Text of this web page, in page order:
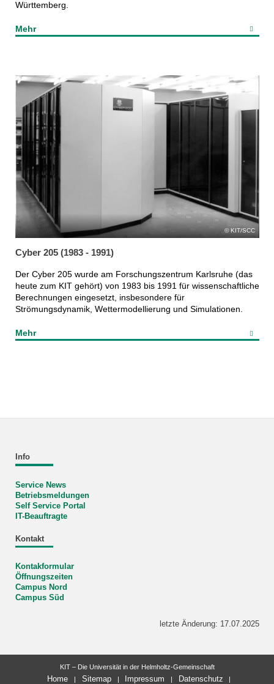
Württemberg.
Mehr
KIT/SCC
Cyber 205 (1983 - 1991)
Der Cyber 205 wurde am Forschungszentrum Karlsruhe (das
heute zum KIT gehört) von 1983 bis 1991 für wissenschaftliche
Berechnungen eingesetzt, insbesondere für
Strömungsdynamik, Wettermodellierung und Simulationen.
Mehr
Info
Service News
Betriebsmeldungen
Self Service Portal
IT-Beauftragte
Kontakt
Kontakformular
Öffnungszeiten
Campus Nord
Campus Süd
letzte Änderung: 17.07.2025
KIT – Die Universität in der Helmholtz-Gemeinschaft
Home Sitemap Impressum Datenschutz